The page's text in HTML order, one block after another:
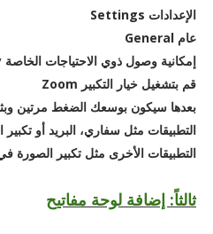
الإعدادات Settings
عام General
إمكانية وصول ذوي الاحتياجات الخاصة Accessibility
قم بتشغيل خيار التكبير Zoom
بعدها سيكون بوسعك الضغط مرتين
التطبيقات مثل سفاري، البريد أو
التطبيقات الأخرى مثل تكبير الصورة
ثالثاً: إضافة لوحة مفاتيح